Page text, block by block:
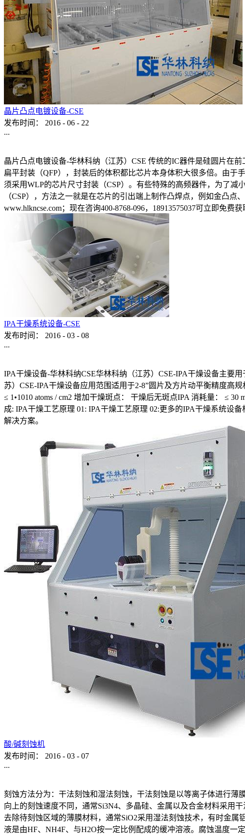
晶片凸点电镀设备-CSE
发布时间：
2016 - 06 - 22
...
晶片凸点电镀设备-华林科纳（江苏）CSE 传统的IC器件是硅圆片在
扁平封装（QFP），封装后的体积都比芯片本身体积大很多倍。由
须采用WLP的芯片尺寸封装（CSP）。有些特殊的高频器件，为了
（CSP），方法之一就是在芯片的引出端上制作凸焊点，例如金凸
www.hlkncse.com；现在咨询400-8768-096，18913575037可立即免
IPA干燥系统设备-CSE
发布时间：
2016 - 03 - 08
...
IPA干燥设备-华林科纳CSE华林科纳（江苏）CSE-IPA干燥设备主要
苏）CSE-IPA干燥设备应用范围适用于2-8”圆片及方片动平衡精度高
≤ 1•1010 atoms / cm2 增加干燥斑点： 干燥后无斑点IPA 消耗量： ≤
成: IPA干燥工艺原理 01: IPA干燥工艺原理 02:更多的IPA干燥系统设
解决方案。
酸/碱刻蚀机
发布时间：
2016 - 03 - 07
...
刻蚀方法分为：干法刻蚀和湿法刻蚀，干法刻蚀是以等离子体进行
向上的刻蚀速度不同，通常Si3N4、多晶硅、金属以及合金材料采用
去除待刻蚀区域的薄膜材料，通常SiO2采用湿法刻蚀技术，有时金
液是由HF、NH4F、与H2O按一定比例配成的缓冲溶液。腐蚀温度一